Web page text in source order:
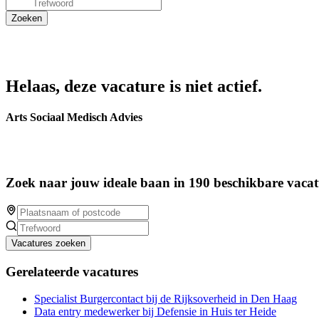
Helaas, deze vacature is niet actief.
Arts Sociaal Medisch Advies
Zoek naar jouw ideale baan in 190 beschikbare
Vacatures zoeken
Gerelateerde vacatures
Specialist Burgercontact bij de Rijksoverheid in Den Haag
Data entry medewerker bij Defensie in Huis ter Heide